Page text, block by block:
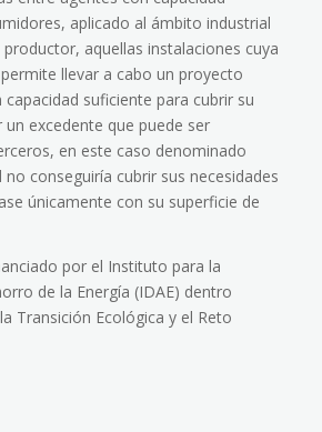
aplicado al ámbito industrial
aquellas instalaciones cuya
llevar a cabo un proyecto
capacidad suficiente para cubrir su
un excedente que puede ser
en este caso denominado
conseguiría cubrir sus necesidades
únicamente con su superficie de
por el Instituto para la
de la Energía (IDAE) dentro
Transición Ecológica y el Reto